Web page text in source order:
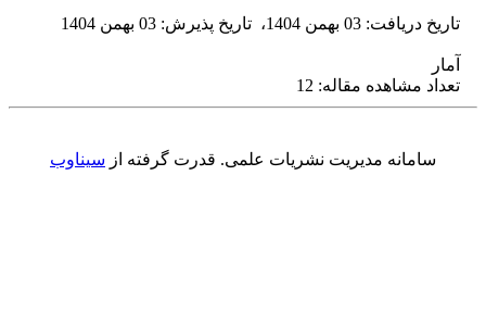
تاریخ دریافت: 03 بهمن 1404 ، تاریخ پذیرش: 03 بهمن 1404
آمار
تعداد مشاهده مقاله: 12
سامانه مدیریت نشریات علمی. قدرت گرفته از سیناوب